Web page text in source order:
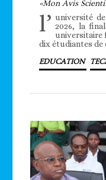
«Mon Avis
l’ université
2026, la
universitaire
dix étudiantes
EDUCATION